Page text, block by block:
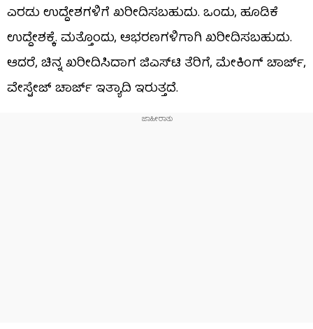
ಎರಡು ಉದ್ದೇಶಗಳಿಗೆ ಖರೀದಿಸಬಹುದು. ಒಂದು, ಹೂಡಿಕೆ
ಉದ್ದೇಶಕ್ಕೆ. ಮತ್ತೊಂದು, ಆಭರಣಗಳಿಗಾಗಿ ಖರೀದಿಸಬಹುದು.
ಆದರೆ, ಚಿನ್ನ ಖರೀದಿಸಿದಾಗ ಜಿಎಸ್​​ಟಿ ತೆರಿಗೆ, ಮೇಕಿಂಗ್ ಚಾರ್ಜ್,
ವೇಸ್ಟೇಜ್ ಚಾರ್ಜ್ ಇತ್ಯಾದಿ ಇರುತ್ತದೆ.